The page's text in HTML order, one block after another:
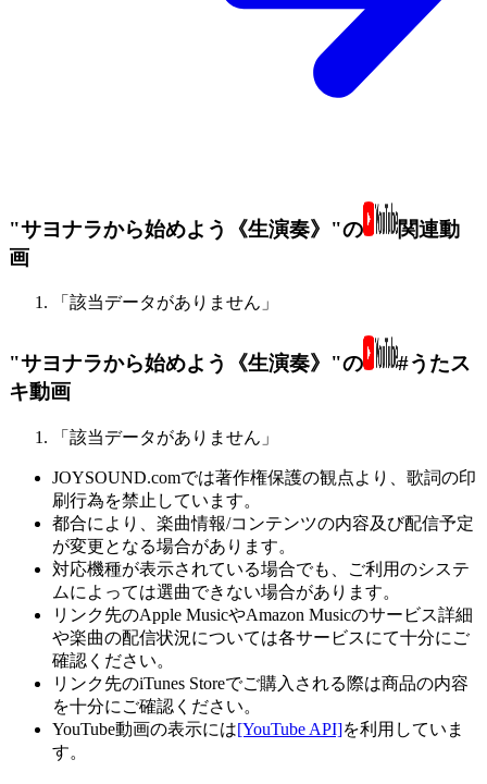
"サヨナラから始めよう《生演奏》"の
関連動
画
「該当データがありません」
"サヨナラから始めよう《生演奏》"の
#うたス
キ動画
「該当データがありません」
JOYSOUND.comでは著作権保護の観点より、歌詞の印
刷行為を禁止しています。
都合により、楽曲情報/コンテンツの内容及び配信予定
が変更となる場合があります。
対応機種が表示されている場合でも、ご利用のシステ
ムによっては選曲できない場合があります。
リンク先のApple MusicやAmazon Musicのサービス詳細
や楽曲の配信状況については各サービスにて十分にご
確認ください。
リンク先のiTunes Storeでご購入される際は商品の内容
を十分にご確認ください。
YouTube動画の表示には[YouTube API]を利用していま
す。